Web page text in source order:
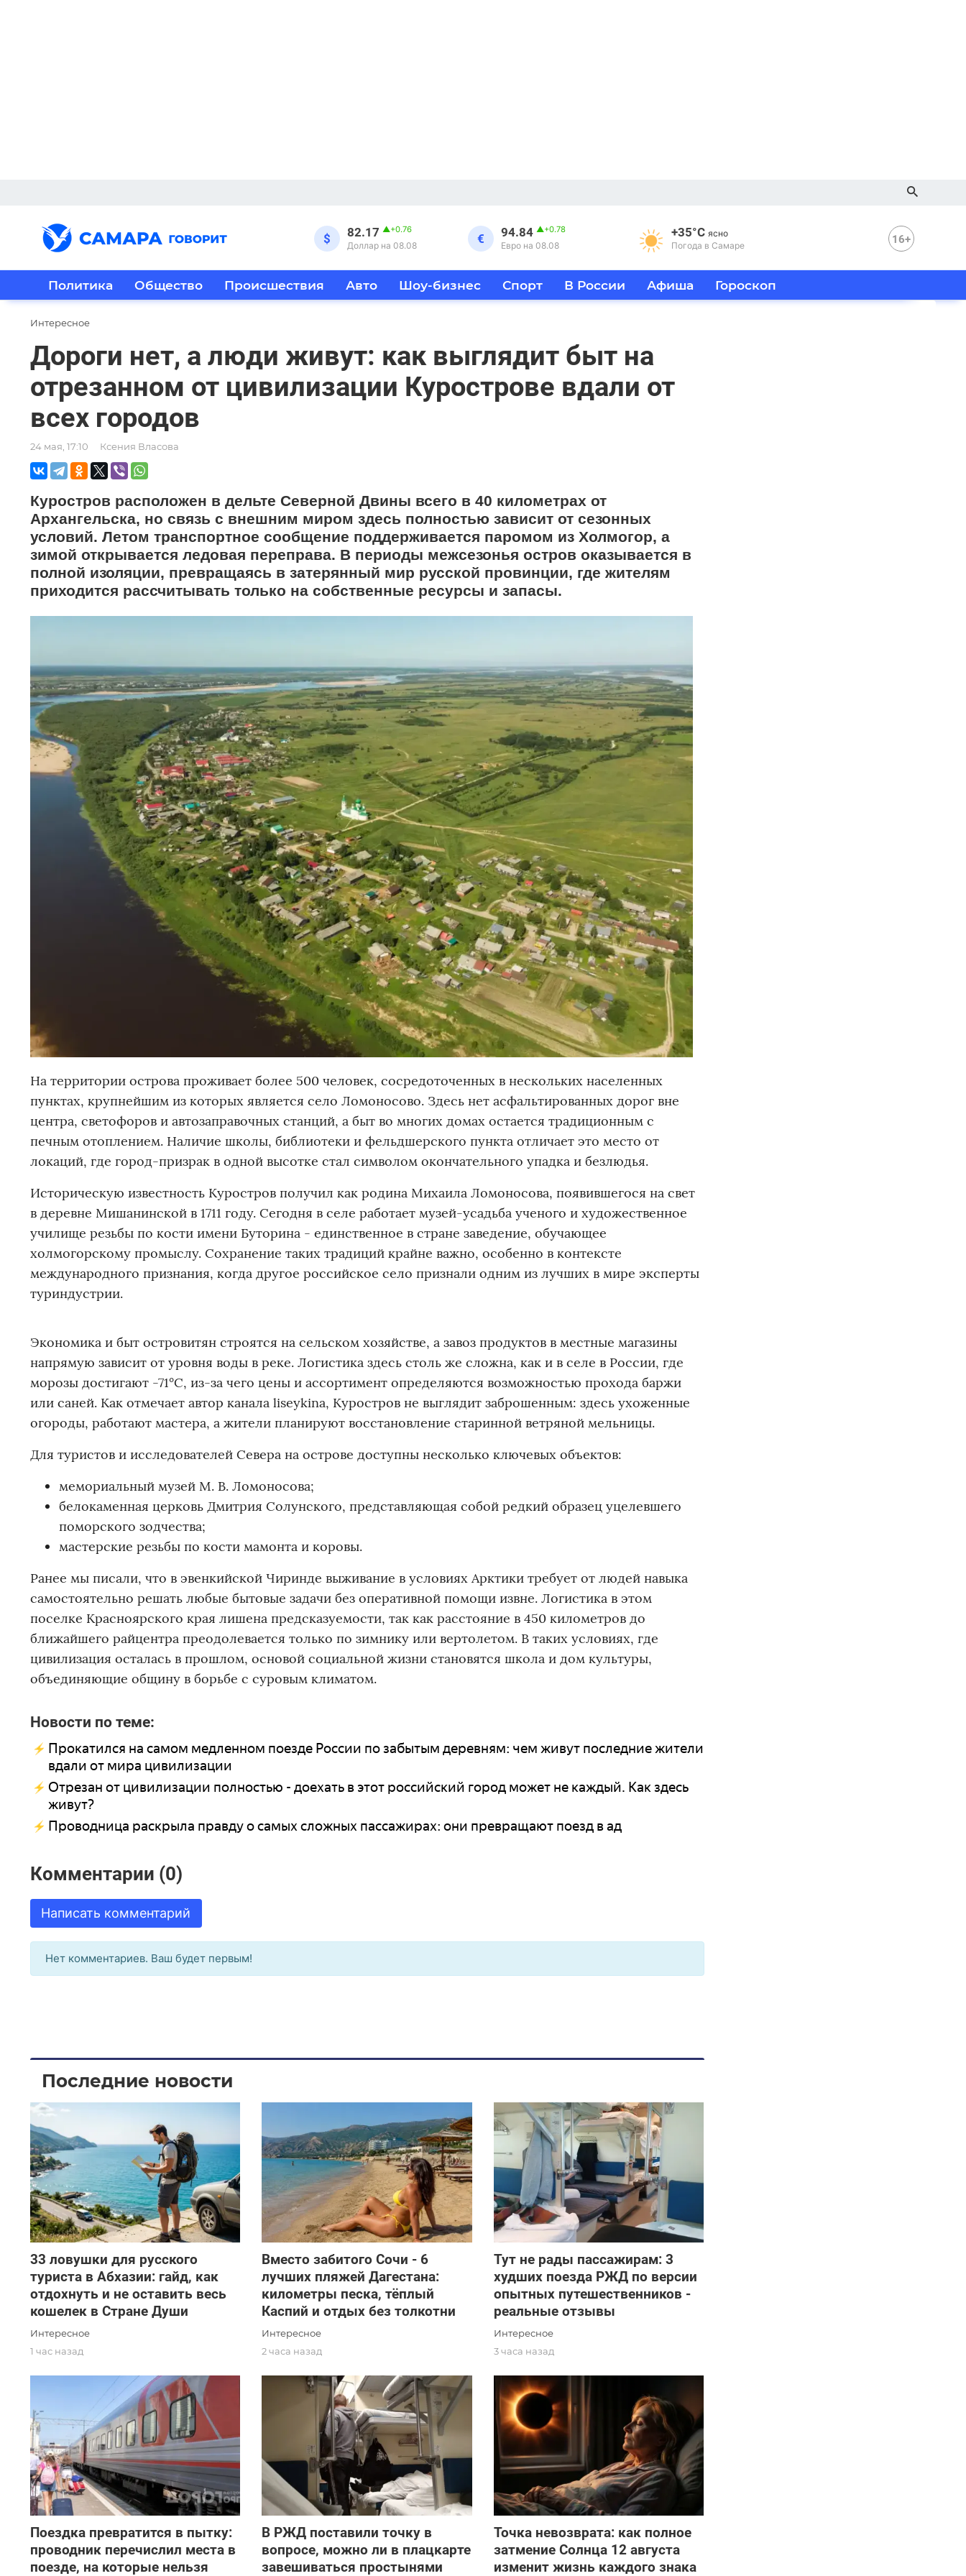
$ 82.17 ▲+0.76
Доллар на 08.08 € 94.84 ▲+0.78
Евро на 08.08
+35°C ясно
Погода в Самаре
16+
Политика Общество Происшествия Авто Шоу-бизнес Спорт В России Афиша Гороскоп
Интересное
Дороги нет, а люди живут: как выглядит быт на
отрезанном от цивилизации Курострове вдали от
всех городов
24 мая, 17:10 Ксения Власова
Куростров расположен в дельте Северной Двины всего в 40 километрах от
Архангельска, но связь с внешним миром здесь полностью зависит от сезонных
условий. Летом транспортное сообщение поддерживается паромом из Холмогор, а
зимой открывается ледовая переправа. В периоды межсезонья остров оказывается в
полной изоляции, превращаясь в затерянный мир русской провинции, где жителям
приходится рассчитывать только на собственные ресурсы и запасы.
На территории острова проживает более 500 человек, сосредоточенных в нескольких населенных
пунктах, крупнейшим из которых является село Ломоносово. Здесь нет асфальтированных дорог вне
центра, светофоров и автозаправочных станций, а быт во многих домах остается традиционным с
печным отоплением. Наличие школы, библиотеки и фельдшерского пункта отличает это место от
локаций, где город-призрак в одной высотке стал символом окончательного упадка и безлюдья.
Историческую известность Куростров получил как родина Михаила Ломоносова, появившегося на свет
в деревне Мишанинской в 1711 году. Сегодня в селе работает музей-усадьба ученого и художественное
училище резьбы по кости имени Буторина - единственное в стране заведение, обучающее
холмогорскому промыслу. Сохранение таких традиций крайне важно, особенно в контексте
международного признания, когда другое российское село признали одним из лучших в мире эксперты
туриндустрии.
Экономика и быт островитян строятся на сельском хозяйстве, а завоз продуктов в местные магазины
напрямую зависит от уровня воды в реке. Логистика здесь столь же сложна, как и в селе в России, где
морозы достигают -71°C, из-за чего цены и ассортимент определяются возможностью прохода баржи
или саней. Как отмечает автор канала liseykina, Куростров не выглядит заброшенным: здесь ухоженные
огороды, работают мастера, а жители планируют восстановление старинной ветряной мельницы.
Для туристов и исследователей Севера на острове доступны несколько ключевых объектов:
мемориальный музей М. В. Ломоносова;
белокаменная церковь Дмитрия Солунского, представляющая собой редкий образец уцелевшего
поморского зодчества;
мастерские резьбы по кости мамонта и коровы.
Ранее мы писали, что в эвенкийской Чиринде выживание в условиях Арктики требует от людей навыка
самостоятельно решать любые бытовые задачи без оперативной помощи извне. Логистика в этом
поселке Красноярского края лишена предсказуемости, так как расстояние в 450 километров до
ближайшего райцентра преодолевается только по зимнику или вертолетом. В таких условиях, где
цивилизация осталась в прошлом, основой социальной жизни становятся школа и дом культуры,
объединяющие общину в борьбе с суровым климатом.
Новости по теме:
Прокатился на самом медленном поезде России по забытым деревням: чем живут последние жители
вдали от мира цивилизации
Отрезан от цивилизации полностью - доехать в этот российский город может не каждый. Как здесь
живут?
Проводница раскрыла правду о самых сложных пассажирах: они превращают поезд в ад
Комментарии (0)
Написать комментарий
Нет комментариев. Ваш будет первым!
Последние новости
33 ловушки для русского
туриста в Абхазии: гайд, как
отдохнуть и не оставить весь
кошелек в Стране Души
Интересное
1 час назад
Вместо забитого Сочи - 6
лучших пляжей Дагестана:
километры песка, тёплый
Каспий и отдых без толкотни
Интересное
2 часа назад
Тут не рады пассажирам: 3
худших поезда РЖД по версии
опытных путешественников -
реальные отзывы
Интересное
3 часа назад
Поездка превратится в пытку:
проводник перечислил места в
поезде, на которые нельзя
В РЖД поставили точку в
вопросе, можно ли в плацкарте
завешиваться простынями
Точка невозврата: как полное
затмение Солнца 12 августа
изменит жизнь каждого знака